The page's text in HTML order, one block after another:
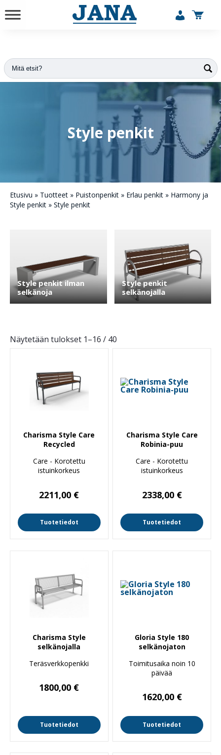
Style penkit
Etusivu » Tuotteet » Puistonpenkit » Erlau penkit » Harmony ja
Style penkit » Style penkit
Style penkit ilman
selkänoja
Style penkit
selkänojalla
Näytetään tulokset 1–16 / 40
Charisma Style Care
Recycled
Care - Korotettu
istuinkorkeus
2211,00 €
Tuotetiedot
Charisma Style Care
Robinia-puu
Care - Korotettu
istuinkorkeus
2338,00 €
Tuotetiedot
Charisma Style
selkänojalla
Teräsverkkopenkki
1800,00 €
Tuotetiedot
Gloria Style 180
selkänojaton
Toimitusaika noin 10
päivää
1620,00 €
Tuotetiedot